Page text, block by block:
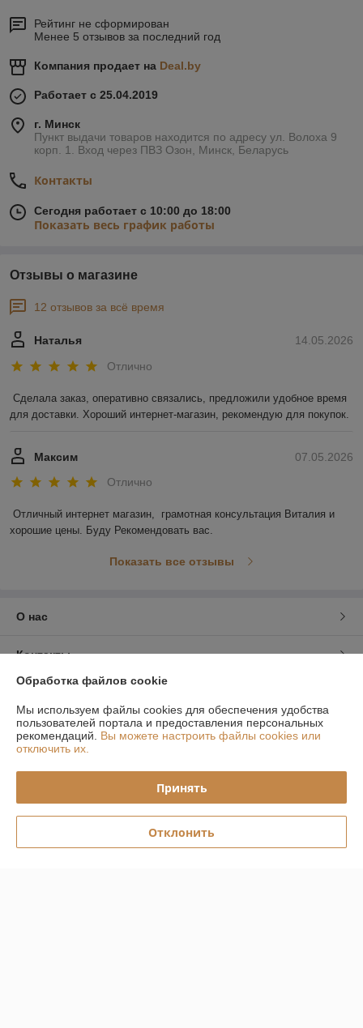
Рейтинг не сформирован
Менее 5 отзывов за последний год
Компания продает на Deal.by
Работает с 25.04.2019
г. Минск
Пункт выдачи товаров находится по адресу ул. Волоха 9
корп. 1. Вход через ПВЗ Озон, Минск, Беларусь
Контакты
Сегодня работает с 10:00 до 18:00
Показать весь график работы
Отзывы о магазине
12 отзывов за всё время
14.05.2026
Наталья
Отлично
Сделала заказ, оперативно связались, предложили удобное время
для доставки. Хороший интернет-магазин, рекомендую для покупок.
07.05.2026
Максим
Отлично
Отличный интернет магазин,  грамотная консультация Виталия и
хорошие цены. Буду Рекомендовать вас.
Показать все отзывы
О нас
Контакты
График работы
Полная версия сайта
Политика обработки cookies
Сайт создан на платформе Deal.by
Обработка файлов cookie
Мы используем файлы cookies для обеспечения удобства
пользователей портала и предоставления персональных
рекомендаций. Вы можете настроить файлы cookies или
отключить их.
Принять
Отклонить